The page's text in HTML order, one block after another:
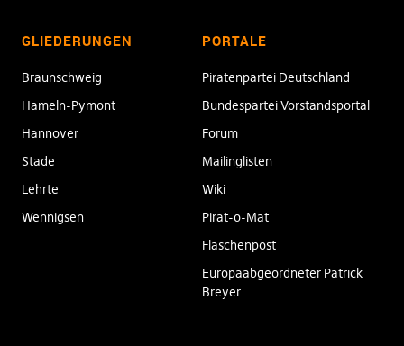
GLIEDERUNGEN
Braunschweig
Hameln-Pymont
Hannover
Stade
Lehrte
Wennigsen
PORTALE
Piratenpartei Deutschland
Bundespartei Vorstandsportal
Forum
Mailinglisten
Wiki
Pirat-o-Mat
Flaschenpost
Europaabgeordneter Patrick
Breyer